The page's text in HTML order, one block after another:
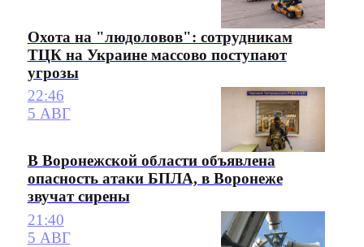
Охота на "людоловов": сотрудникам
ТЦК на Украине массово поступают
угрозы
22:46
5 АВГ
В Воронежской области объявлена
опасность атаки БПЛА, в Воронеже
звучат сирены
21:40
5 АВГ